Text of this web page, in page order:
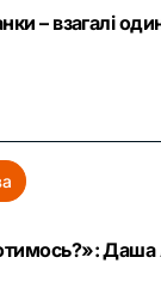
– взагалі
Даша